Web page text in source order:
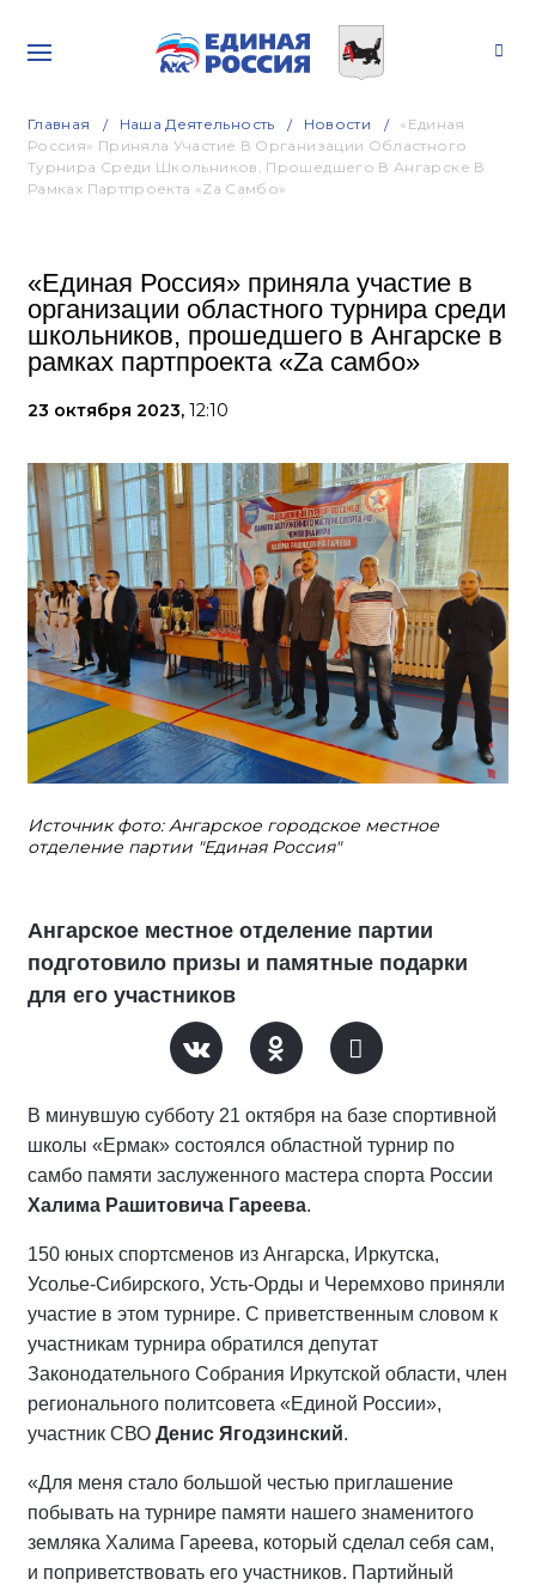
Главная Наша Деятельность Новости
«Единая
Россия» Приняла Участие В Организации Областного
Турнира Среди Школьников, Прошедшего В Ангарске В
Рамках Партпроекта «Zа Самбо»
«Единая Россия» приняла участие в
организации областного турнира среди
школьников, прошедшего в Ангарске в
рамках партпроекта «Zа самбо»
23 октября 2023, 12:10
Источник фото: Ангарское городское местное
отделение партии "Единая Россия"
Ангарское местное отделение партии
подготовило призы и памятные подарки
для его участников
В минувшую субботу 21 октября на базе спортивной
школы «Ермак» состоялся областной турнир по
самбо памяти заслуженного мастера спорта России
Халима Рашитовича Гареева.
150 юных спортсменов из Ангарска, Иркутска,
Усолье-Сибирского, Усть-Орды и Черемхово приняли
участие в этом турнире. С приветственным словом к
участникам турнира обратился депутат
Законодательного Собрания Иркутской области, член
регионального политсовета «Единой России»,
участник СВО Денис Ягодзинский.
«Для меня стало большой честью приглашение
побывать на турнире памяти нашего знаменитого
земляка Халима Гареева, который сделал себя сам,
и поприветствовать его участников. Партийный